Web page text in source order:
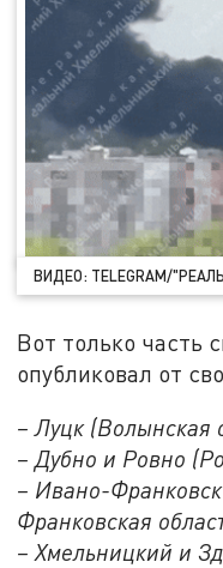
ВИДЕО: TELEGRAM/
Вот только часть
опубликовал от
– Луцк (Волынская
– Дубно и Ровно
– Ивано-
Франковская
– Хмельницкий и